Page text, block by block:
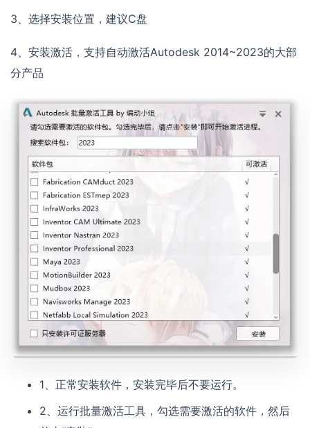
3、选择安装位置，建议C盘
4、安装激活，支持自动激活Autodesk 2014~2023的大部
分产品
1、正常安装软件，安装完毕后不要运行。
2、运行批量激活工具，勾选需要激活的软件，然后